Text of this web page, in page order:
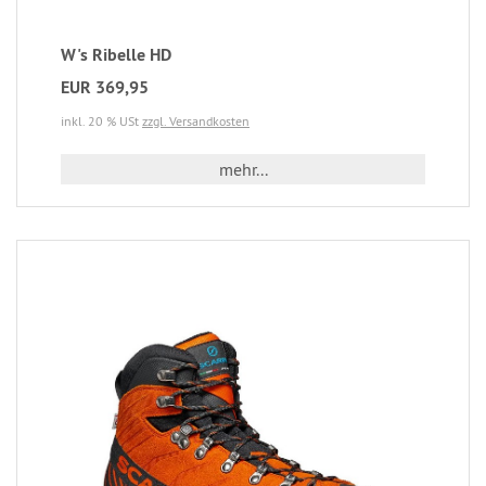
W's Ribelle HD
EUR 369,95
inkl. 20 % USt zzgl. Versandkosten
mehr...